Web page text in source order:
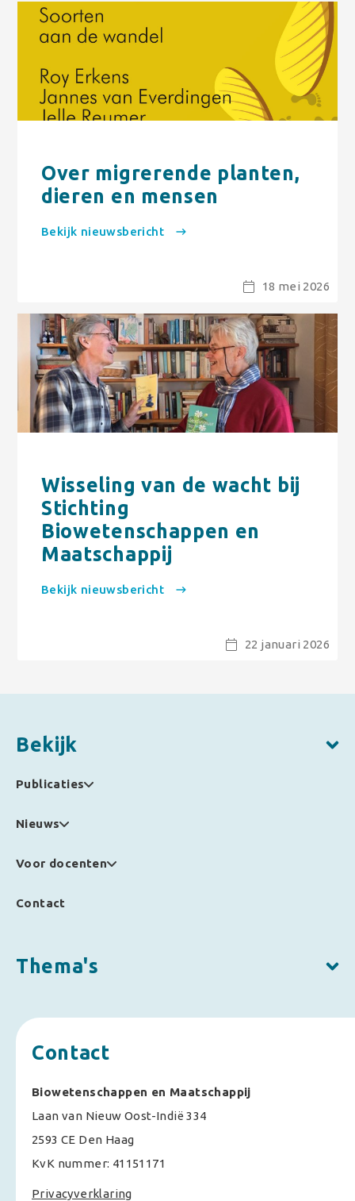
Over migrerende planten,
dieren en mensen
Bekijk nieuwsbericht
18 mei 2026
Wisseling van de wacht bij
Stichting
Biowetenschappen en
Maatschappij
Bekijk nieuwsbericht
22 januari 2026
Bekijk
Publicaties
Nieuws
Voor docenten
Contact
Thema's
Contact
Biowetenschappen en Maatschappij
Laan van Nieuw Oost-Indië 334
2593 CE Den Haag
KvK nummer: 41151171
Privacyverklaring